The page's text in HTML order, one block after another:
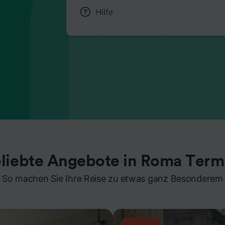
Angebote in Roma
So machen Sie Ihre Reise zu etwas ganz Besonderem